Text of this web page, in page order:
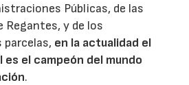
Públicas, de las
Regantes, y de los
parcelas, en la actualidad el
es el campeón del mundo
.